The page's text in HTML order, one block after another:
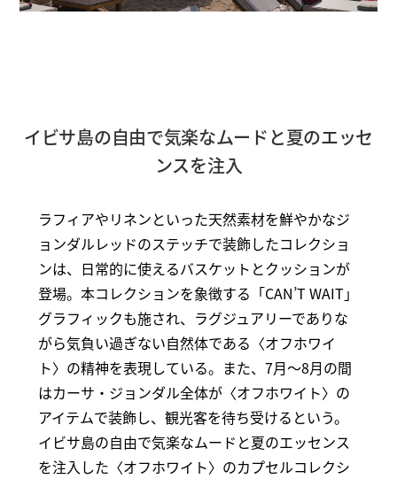
イビサ島の自由で気楽なムードと夏のエッセ
ンスを注入
ラフィアやリネンといった天然素材を鮮やかなジ
ョンダルレッドのステッチで装飾したコレクショ
ンは、日常的に使えるバスケットとクッションが
登場。本コレクションを象徴する「CAN’T WAIT」
グラフィックも施され、ラグジュアリーでありな
がら気負い過ぎない自然体である〈オフホワイ
ト〉の精神を表現している。また、7月～8月の間
はカーサ・ジョンダル全体が〈オフホワイト〉の
アイテムで装飾し、観光客を待ち受けるという。
イビサ島の自由で気楽なムードと夏のエッセンス
を注入した〈オフホワイト〉のカプセルコレクシ